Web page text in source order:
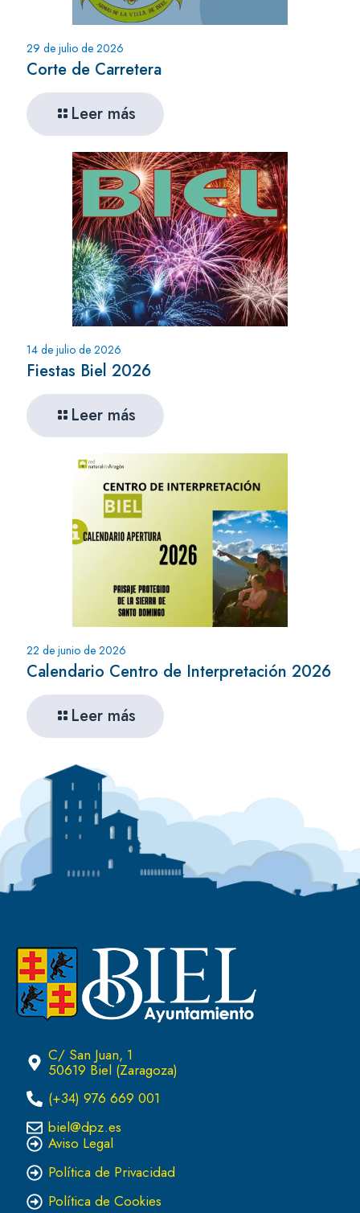
29 de julio de 2026
Corte de Carretera
Leer más
14 de julio de 2026
Fiestas Biel 2026
Leer más
22 de junio de 2026
Calendario Centro de Interpretación 2026
Leer más
C/ San Juan, 1
50619 Biel (Zaragoza)
(+34) 976 669 001
biel@dpz.es
Aviso Legal
Política de Privacidad
Política de Cookies